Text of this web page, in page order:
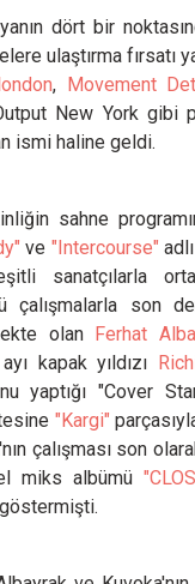
dört bir
ulaştırma fırsatı
, Movement
New York gibi
ismi haline geldi.
sahne
ve "Intercourse"
sanatçılarla
çalışmalarla son
olan
Ferhat
kapak yıldızı
yaptığı "Cover
"Kargi"
çalışması son
miks albümü